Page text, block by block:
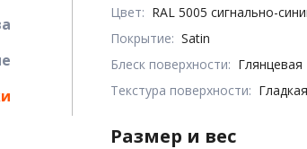
Цвет: RAL 5005 сигнально-
Покрытие: Satin
Блеск поверхности: Глянцевая
Текстура поверхности: Гладкая
Размер и вес